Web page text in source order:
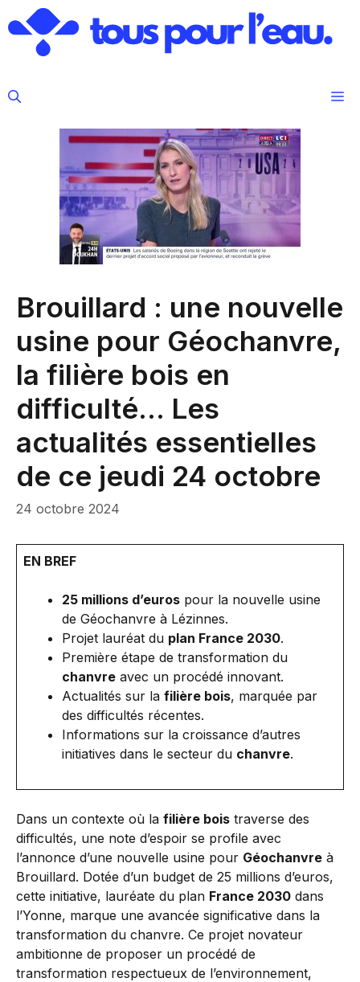
au
contenu
Brouillard : une nouvelle
usine pour Géochanvre,
la filière bois en
difficulté… Les
actualités essentielles
de ce jeudi 24 octobre
24 octobre 2024
EN BREF
25 millions d’euros pour la nouvelle usine
de Géochanvre à Lézinnes.
Projet lauréat du plan France 2030.
Première étape de transformation du
chanvre avec un procédé innovant.
Actualités sur la filière bois, marquée par
des difficultés récentes.
Informations sur la croissance d’autres
initiatives dans le secteur du chanvre.
Dans un contexte où la filière bois traverse des
difficultés, une note d’espoir se profile avec
l’annonce d’une nouvelle usine pour Géochanvre à
Brouillard. Dotée d’un budget de 25 millions d’euros,
cette initiative, lauréate du plan France 2030 dans
l’Yonne, marque une avancée significative dans la
transformation du chanvre. Ce projet novateur
ambitionne de proposer un procédé de
transformation respectueux de l’environnement,